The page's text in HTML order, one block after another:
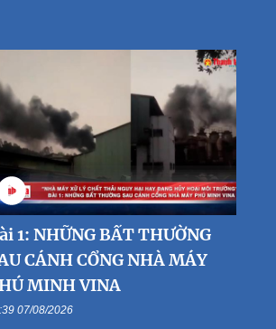
1: NHỮNG BẤT THƯỜNG
CÁNH CỔNG NHÀ MÁY
MINH VINA
07/08/2026